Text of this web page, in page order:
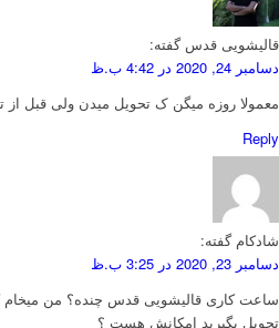
قالیشویی قدس گفته:
دسامبر 24, 2020 در 4:42 ب.ظ
معمولا روزه میگن ک تحویل میدن ولی قبل از
Reply
شادکام گفته:
دسامبر 23, 2020 در 3:25 ب.ظ
ساعت کاری قالیشویی قدس چنده؟ من میخام
تحویل بگیرید امکانش هست ؟